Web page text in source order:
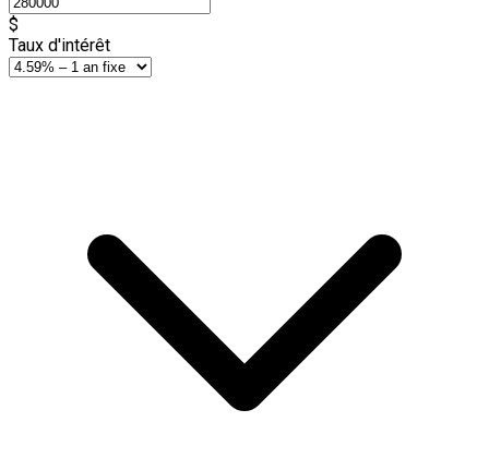
$
Taux d'intérêt